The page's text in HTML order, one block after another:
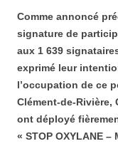
Comme annoncé
signature de
aux 1 639
exprimé leur
l’occupation de ce
Clément-de-Rivière,
ont déployé
« STOP OXYLANE –